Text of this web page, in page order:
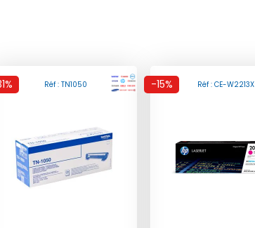
Réf : TN1050 -15% Réf : CE-W2213X